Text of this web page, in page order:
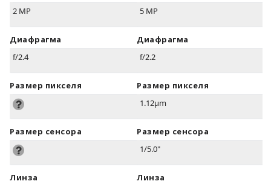
2 MP
Диафрагма
f/2.4
Размер пикселя
Размер сенсора
Линза
5 MP
Диафрагма
f/2.2
Размер пикселя
1.12µm
Размер сенсора
1/5.0"
Линза